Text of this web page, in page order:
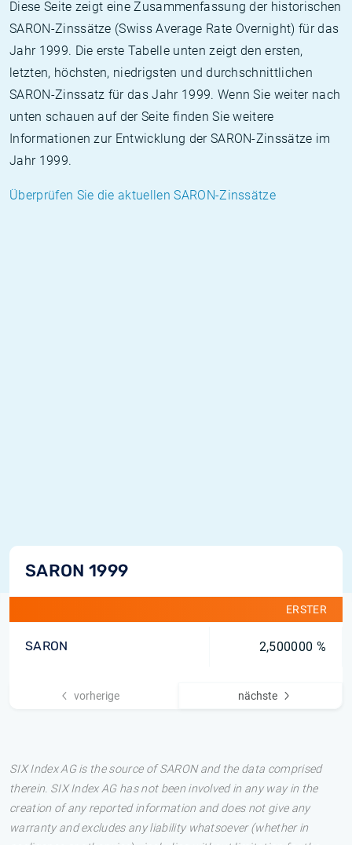
Diese Seite zeigt eine Zusammenfassung der historischen
SARON-Zinssätze (Swiss Average Rate Overnight) für das
Jahr 1999. Die erste Tabelle unten zeigt den ersten,
letzten, höchsten, niedrigsten und durchschnittlichen
SARON-Zinssatz für das Jahr 1999. Wenn Sie weiter nach
unten schauen auf der Seite finden Sie weitere
Informationen zur Entwicklung der SARON-Zinssätze im
Jahr 1999.
Überprüfen Sie die aktuellen SARON-Zinssätze
SARON 1999
ERSTER
SARON 2,500000 %
vorherige nächste
SIX Index AG is the source of SARON and the data comprised
therein. SIX Index AG has not been involved in any way in the
creation of any reported information and does not give any
warranty and excludes any liability whatsoever (whether in